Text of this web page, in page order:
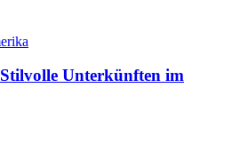
Unterkünften im